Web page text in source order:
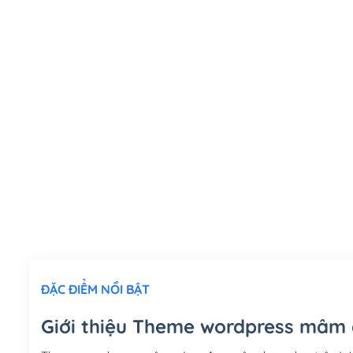
ĐẶC ĐIỂM NỔI BẬT
Giới thiệu Theme wordpress mâm